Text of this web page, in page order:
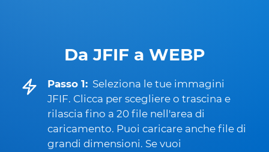
Da JFIF a WEBP
Passo 1: Seleziona le tue immagini
JFIF. Clicca per scegliere o trascina e
rilascia fino a 20 file nell'area di
caricamento. Puoi caricare anche file di
grandi dimensioni. Se vuoi